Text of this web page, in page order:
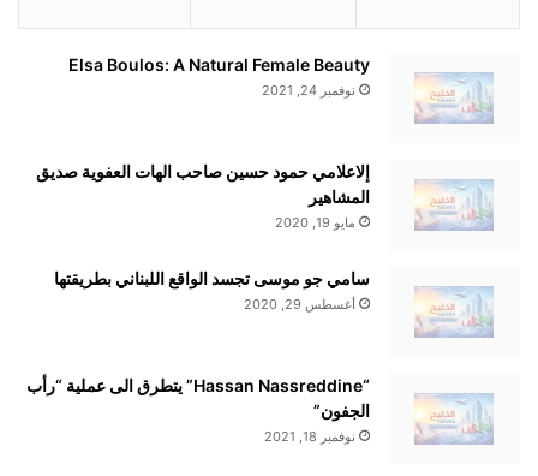
Elsa Boulos: A Natural Female Beauty
نوفمبر 24, 2021
إلاعلامي حمود حسين صاحب الهات العفوية صديق
المشاهير
مايو 19, 2020
سامي جو موسى تجسد الواقع اللبناني بطريقتها
أغسطس 29, 2020
“Hassan Nassreddine” يتطرق الى عملية “رأب
الجفون”
نوفمبر 18, 2021